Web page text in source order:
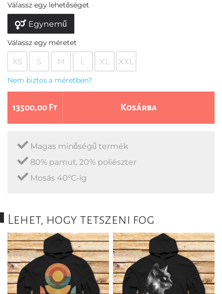
Válassz egy lehetőséget
Egynemű
Válassz egy méretet
XS S M L XL XXL
Nem biztos a méretben?
13500,00 Ft Kosárba
Magas minőségű termék
80% pamut, 20% poliészter
Mosás 40°C-ig
Lehet, hogy tetszeni fog